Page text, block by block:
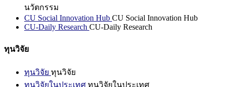
นวัตกรรม
CU Social Innovation Hub CU Social Innovation Hub
CU-Daily Research CU-Daily Research
ทุนวิจัย
ทุนวิจัย ทุนวิจัย
ทุนวิจัยในประเทศ ทุนวิจัยในประเทศ